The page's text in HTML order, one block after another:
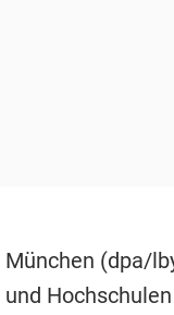
München (dpa/
und